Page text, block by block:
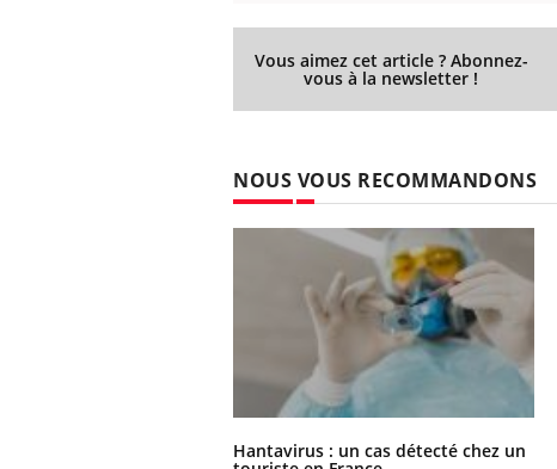
Vous aimez cet article ? Abonnez-
vous à la newsletter !
NOUS VOUS RECOMMANDONS
Hantavirus : un cas détecté chez un